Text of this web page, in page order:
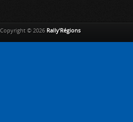
Copyright © 2026 Rally'Régions